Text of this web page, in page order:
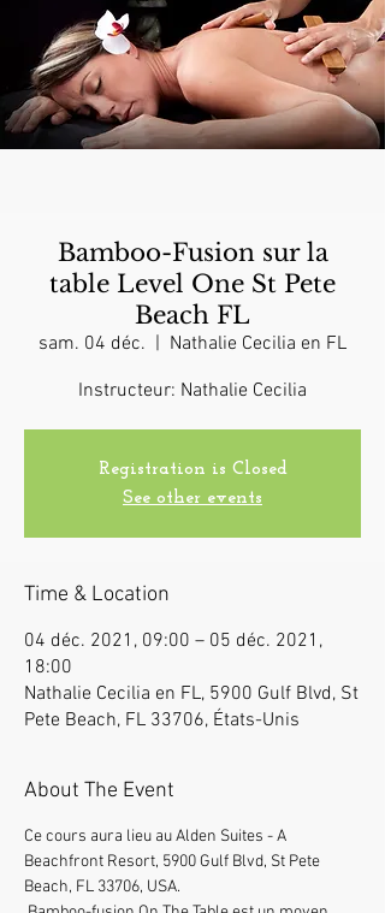
Bamboo-Fusion sur la
table Level One St Pete
Beach FL
sam. 04 déc.
  |
Nathalie Cecilia en FL
Instructeur: Nathalie Cecilia
Registration is Closed
See other events
Time & Location
04 déc. 2021, 09:00 – 05 déc. 2021,
18:00
Nathalie Cecilia en FL, 5900 Gulf Blvd, St
Pete Beach, FL 33706, États-Unis
About The Event
Ce cours aura lieu au Alden Suites - A
Beachfront Resort, 5900 Gulf Blvd, St Pete
Beach, FL 33706, USA.